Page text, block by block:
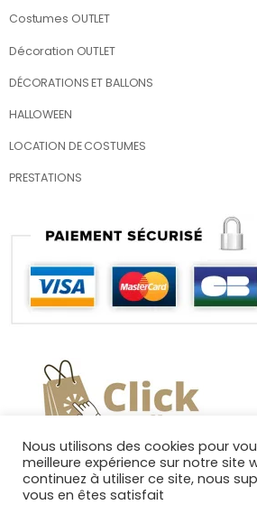
Costumes OUTLET
Décoration OUTLET
DÉCORATIONS ET BALLONS
HALLOWEEN
LOCATION DE COSTUMES
PRESTATIONS
Nous utilisons des cookies pour
meilleure expérience sur notre site
continuez à utiliser ce site, nous
vous en êtes satisfait